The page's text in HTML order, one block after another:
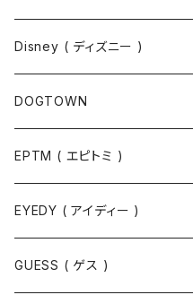
ポロシャツ
パンツ
スウェット
Tシャツ
Disney ( ディズニー )
DOGTOWN
EPTM ( エピトミ )
EYEDY ( アイディー )
Tシャツ
GUESS ( ゲス )